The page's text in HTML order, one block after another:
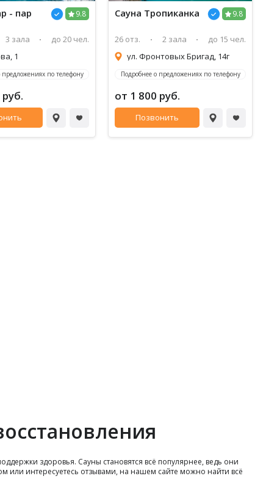
9.8
- пар
3 зала
до 20 чел.
1
предложениях по телефону
9.8
Сауна Тропиканка
26 отз. 2 зала
до 15 чел.
ул. Фронтовых Бригад, 14г
Подробнее о предложениях по телефону
от 1 800 руб.
Позвонить
здоровья. Сауны становятся всё популярнее, ведь они
или интересуетесь отзывами, на нашем сайте можно найти всё